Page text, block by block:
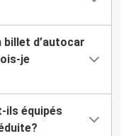
billet d’autocar
je
ils équipés